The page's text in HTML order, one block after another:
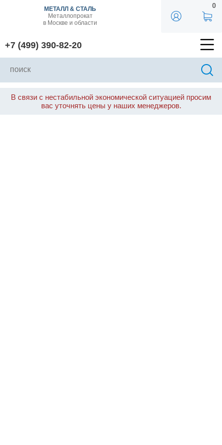
МЕТАЛЛ & СТАЛЬ
Металлопрокат
в Москве и области
+7 (499) 390-82-20
0
В связи с нестабильной экономической ситуацией просим
вас уточнять цены у наших менеджеров.